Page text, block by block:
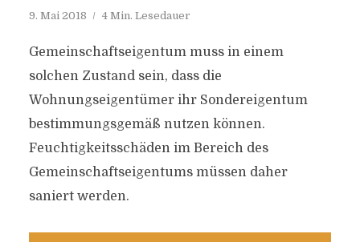
9. Mai 2018 4 Min. Lesedauer
Gemeinschaftseigentum muss in einem
solchen Zustand sein, dass die
Wohnungseigentümer ihr Sondereigentum
bestimmungsgemäß nutzen können.
Feuchtigkeitsschäden im Bereich des
Gemeinschaftseigentums müssen daher
saniert werden.